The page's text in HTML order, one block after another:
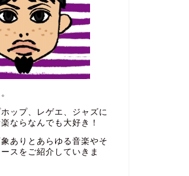
ップ、レゲエ、ジャズに
ならなんでも大好き！
ありとあらゆる音楽やそ
スをご紹介していきま